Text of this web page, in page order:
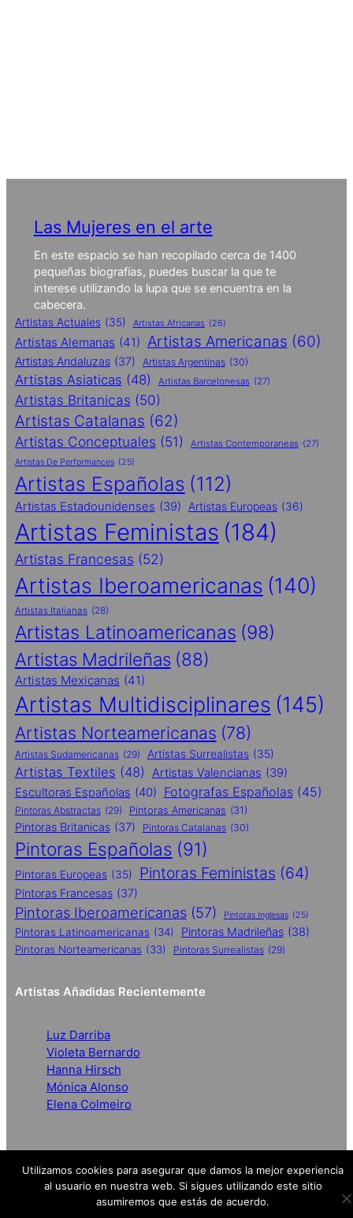
Las Mujeres en el arte
En este espacio se han recopilado cerca de 1400
pequeñas biografías, puedes buscar la que te
interese utilizando la lupa que se encuentra en la
cabecera.
Artistas Actuales (35) Artistas Africanas (26)
Artistas Alemanas (41) Artistas Americanas (60)
Artistas Andaluzas (37) Artistas Argentinas (30)
Artistas Asiaticas (48) Artistas Barcelonesas (27)
Artistas Britanicas (50)
Artistas Catalanas (62)
Artistas Conceptuales (51) Artistas Contemporaneas (27)
Artistas De Performances (25)
Artistas Españolas (112)
Artistas Estadounidenses (39) Artistas Europeas (36)
Artistas Feministas (184)
Artistas Francesas (52)
Artistas Iberoamericanas (140)
Artistas Italianas (28)
Artistas Latinoamericanas (98)
Artistas Madrileñas (88)
Artistas Mexicanas (41)
Artistas Multidisciplinares (145)
Artistas Norteamericanas (78)
Artistas Sudamericanas (29) Artistas Surrealistas (35)
Artistas Textiles (48) Artistas Valencianas (39)
Escultoras Españolas (40) Fotografas Españolas (45)
Pintoras Abstractas (29) Pintoras Americanas (31)
Pintoras Britanicas (37) Pintoras Catalanas (30)
Pintoras Españolas (91)
Pintoras Europeas (35) Pintoras Feministas (64)
Pintoras Francesas (37)
Pintoras Iberoamericanas (57) Pintoras Inglesas (25)
Pintoras Latinoamericanas (34) Pintoras Madrileñas (38)
Pintoras Norteamericanas (33) Pintoras Surrealistas (29)
Artistas Añadidas Recientemente
Luz Darriba
Violeta Bernardo
Hanna Hirsch
Mónica Alonso
Elena Colmeiro
Redes
Utilizamos cookies para asegurar que damos la mejor experiencia
al usuario en nuestra web. Si sigues utilizando este sitio
asumiremos que estás de acuerdo.